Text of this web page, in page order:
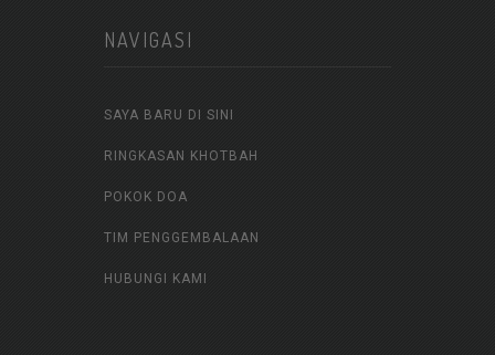
NAVIGASI
SAYA BARU DI SINI
RINGKASAN KHOTBAH
POKOK DOA
TIM PENGGEMBALAAN
HUBUNGI KAMI